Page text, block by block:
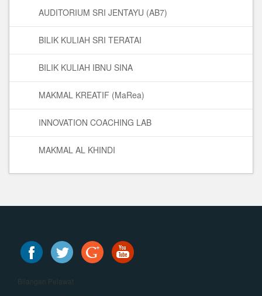
AUDITORIUM SRI JENTAYU (AB7)
BILIK KULIAH SRI TERATAI
BILIK KULIAH IBNU SINA
MAKMAL KREATIF (MaRea)
INNOVATION COACHING LAB
MAKMAL AL KHINDI
Bilangan Pelawat